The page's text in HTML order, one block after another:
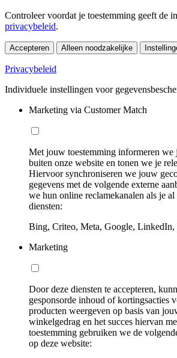
Controleer voordat je toestemming geeft de
privacybeleid.
Accepteren Alleen noodzakelijke
Privacybeleid
Individuele instellingen voor
Marketing via Customer Match
Met jouw toestemming informeren we
buiten onze website en tonen we je
Hiervoor synchroniseren we jouw
gegevens met de volgende externe
we hun online reclamekanalen als je
diensten:
Bing, Criteo, Meta, Google, LinkedIn,
Marketing
Door deze diensten te accepteren,
gesponsorde inhoud of kortingsacties
producten weergeven op basis van
winkelgedrag en het succes hiervan
toestemming gebruiken we de
op deze website: